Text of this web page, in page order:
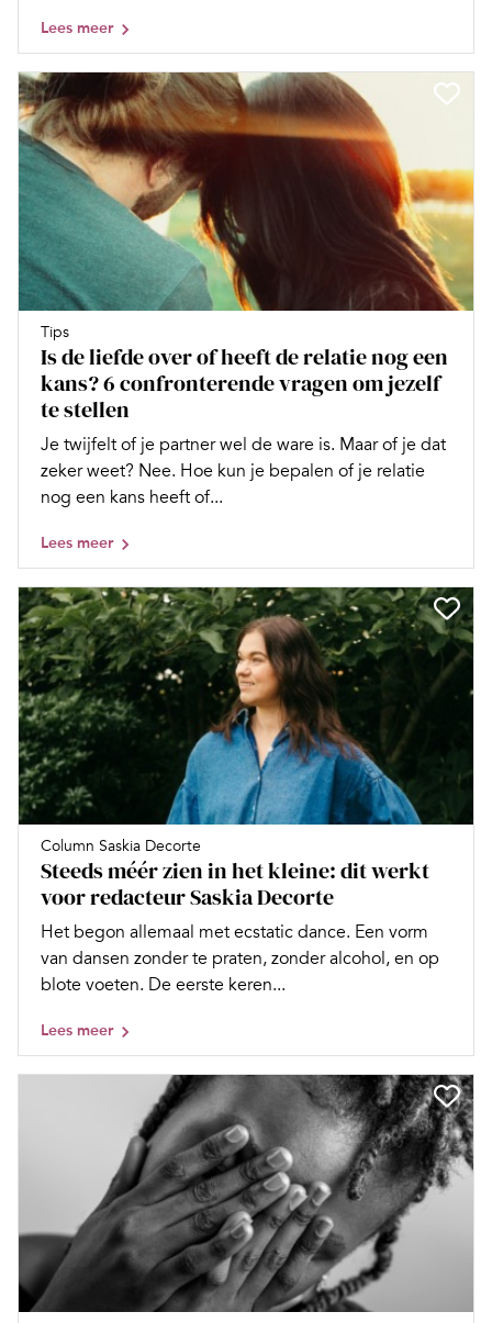
Lees meer
Tips
Is de liefde over of heeft de relatie nog een
kans? 6 confronterende vragen om jezelf
te stellen
Je twijfelt of je partner wel de ware is. Maar of je dat
zeker weet? Nee. Hoe kun je bepalen of je relatie
nog een kans heeft of...
Lees meer
Column Saskia Decorte
Steeds méér zien in het kleine: dit werkt
voor redacteur Saskia Decorte
Het begon allemaal met ecstatic dance. Een vorm
van dansen zonder te praten, zonder alcohol, en op
blote voeten. De eerste keren...
Lees meer